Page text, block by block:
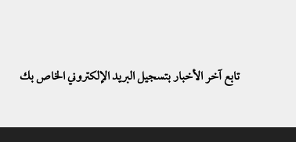
تابع آخر الأخبار بتسجيل البريد الإلكتروني الخاص بك